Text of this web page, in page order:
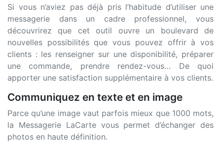
Si vous n’aviez pas déjà pris l’habitude d’utiliser une
messagerie dans un cadre professionnel, vous
découvrirez que cet outil ouvre un boulevard de
nouvelles possibilités que vous pouvez offrir à vos
clients : les renseigner sur une disponibilité, préparer
une commande, prendre rendez-vous… De quoi
apporter une satisfaction supplémentaire à vos clients.
Communiquez en texte et en image
Parce qu’une image vaut parfois mieux que 1000 mots,
la Messagerie LaCarte vous permet d’échanger des
photos en haute définition.